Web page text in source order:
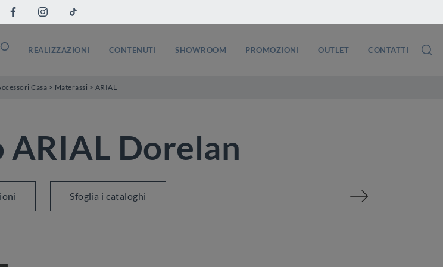
REALIZZAZIONI CONTENUTI SHOWROOM PROMOZIONI OUTLET CONTATTI
Casa > Materassi > ARIAL
ARIAL Dorelan
Sfoglia i cataloghi